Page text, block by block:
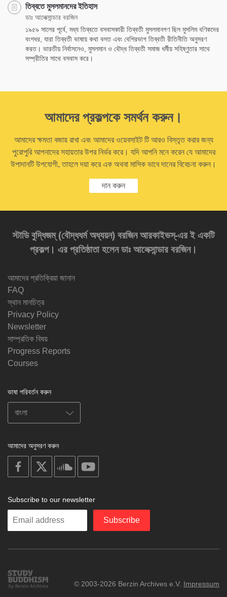
তিব্বতে মুসলমানদের ইতিহাস
ডাঃ আলেক্সান্ডার বরজিন
১৯৫৯ সালের পূর্বে, মধ্য তিব্বতে বসবাসকারী তিব্বতী মুসলমানগণ ছিল মুসলিম বণিকদের
বংশধর, যারা তিব্বতী ভাষায় কথা বলত এবং বেশিরভাগ তিব্বতী রীতিনীতি অনুসরণ
করত। ভারতীয় নির্বাসনেও, মুসলমান ও বৌদ্ধ তিব্বতী সমাজ ধর্মীয় সহিষ্ণুতার সাথে
সম্প্রীতির সাথে বসবাস করে।
আমাদের প্রকল্পকে সমর্থন করুন।
আমাদের ক্ষমতা বজায় রাখা এবং আমাদের ওয়েবসাইট টি আরও বিস্তৃত করার জন্য
পুরোপুরি আপনাদের সহায়তার উপর নির্ভর করে। যদি আপনি মনে করেন যে আমাদের
উপাদানটি উপযোগী, তাহলে দয়া করে এক অথবা মাসিক ভাবে দানের বিবেচনা করুন।
দান করুন
স্টাডি বুদ্ধিজম্‌ (বৌদ্ধধর্ম অধ্যয়ন) বরজিন আরকাইভস্‌-এর ই একটি
প্রকল্প। এর প্রতিষ্ঠাতা হলেন ডাঃ আলেক্সান্ডার বরজিন।
আমাদের প্রতিক্রিয়া জানান
FAQ
স্থান মানচিত্র
Privacy Policy
Newsletter
সাম্প্রতিক বিষয়
Progress Reports
Courses
ভাষা পরিবর্তন করুন
আমাদের অনুসরণ করুন
on
facebook
soundcloud
Subscribe to our newsletter
Enter
Subscribe
Study
Buddhism
© 2003-2026 Berzin Archives e.V. Impressum